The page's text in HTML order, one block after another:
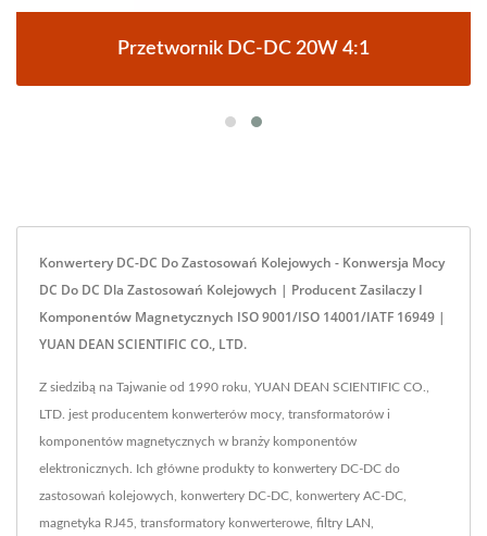
Przetwornik DC-DC 20W 4:1
Konwertery DC-DC Do Zastosowań Kolejowych - Konwersja Mocy
DC Do DC Dla Zastosowań Kolejowych | Producent Zasilaczy I
Komponentów Magnetycznych ISO 9001/ISO 14001/IATF 16949 |
YUAN DEAN SCIENTIFIC CO., LTD.
Z siedzibą na Tajwanie od 1990 roku, YUAN DEAN SCIENTIFIC CO.,
LTD. jest producentem konwerterów mocy, transformatorów i
komponentów magnetycznych w branży komponentów
elektronicznych. Ich główne produkty to konwertery DC-DC do
zastosowań kolejowych, konwertery DC-DC, konwertery AC-DC,
magnetyka RJ45, transformatory konwerterowe, filtry LAN,